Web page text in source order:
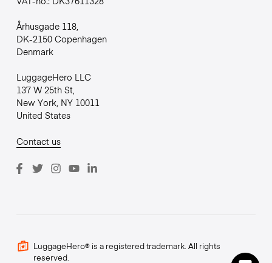
Århusgade 118,
DK-2150 Copenhagen
Denmark
LuggageHero LLC
137 W 25th St,
New York, NY 10011
United States
Contact us
LuggageHero® is a registered trademark. All rights
reserved.